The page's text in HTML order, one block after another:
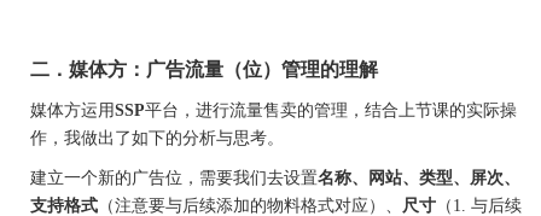
二．媒体方：广告流量（位）管理的理解
媒体方运用SSP平台，进行流量售卖的管理，结合上节课的实际操
作，我做出了如下的分析与思考。
建立一个新的广告位，需要我们去设置名称、网站、类型、屏次、
支持格式 （注意要与后续添加的物料格式对应）、 尺寸 （ 1. 与后续